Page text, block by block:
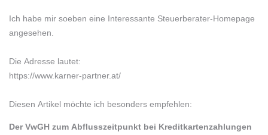
Ich habe mir soeben eine Interessante Steuerberater-Homepage
angesehen.
Die Adresse lautet:
https://www.karner-partner.at/
Diesen Artikel möchte ich besonders empfehlen:
Der VwGH zum Abflusszeitpunkt bei Kreditkartenzahlungen